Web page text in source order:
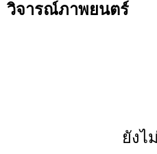
วิจารณ์ภาพยนตร์
ยังไ